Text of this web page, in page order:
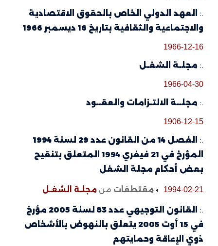
العهد الدولي الخاص بالحقوق الاقتصادية
والاجتماعية والثقافية بتاريخ 16 ديسمبر 1966
1966-12-16
مجلـة الشغـل
1966-04-30
مجلــة الالتـزامات والعقــود
1906-12-15
الفصل 14 من القانون عدد 29 لسنة 1994
المؤرخ في 21 فيفري 1994 المتعلق بتنقيح
بعض أحكام مجلة الشغل
1994-02-21 مقتطفات من مجلـة الشغـل
القانون التوجيهي عدد 83 لسنة 2005 مؤرخ
في 15 أوت 2005 يتعلق بالنهوض بالأشخاص
ذوي الإعاقة وحمايتهم